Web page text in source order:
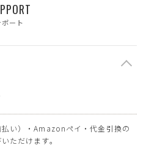
ポート
い）・Amazonペイ・代金引換の
ただけます。